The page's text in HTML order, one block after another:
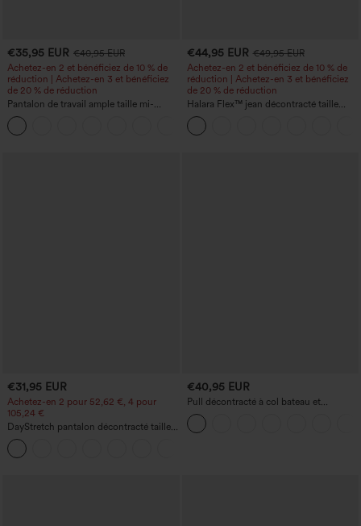
€35,95 EUR €40,95 EUR
Achetez-en 2 et bénéficiez de 10 % de
réduction | Achetez-en 3 et bénéficiez
de 20 % de réduction
Pantalon de travail ample taille mi-
haute, coupe « barrel » (jambe en forme
de tonneau) avec poches
€44,95 EUR €49,95 EUR
Achetez-en 2 et bénéficiez de 10 % de
réduction | Achetez-en 3 et bénéficiez
de 20 % de réduction
Halara Flex™ jean décontracté taille
haute, large, avec poches, ourlet
retroussé et effet délavé
€31,95 EUR
Achetez-en 2 pour 52,62 €, 4 pour
105,24 €
DayStretch pantalon décontracté taille
haute à jambe en forme de tonneau
avec poches
€40,95 EUR
Pull décontracté à col bateau et
manches chauve-souris